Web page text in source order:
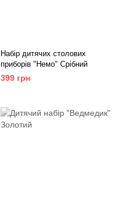
Набір дитячих столових
приборів "Немо" Срібний
399 грн